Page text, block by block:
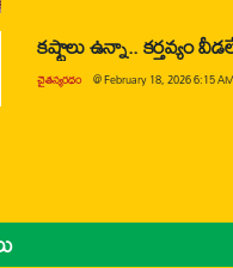
కష్టాలు ఉన్నా.. కర్తవ్యం
చైతన్యరధం @February 18, 2026 6:15 AM